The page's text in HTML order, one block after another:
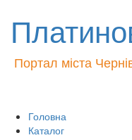
Портал міста
Головна
Каталог